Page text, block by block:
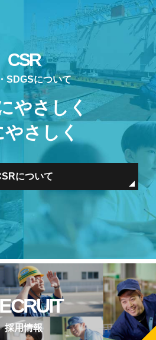
CSR
SDGSについて
やさしく
さしく
について
採用情報